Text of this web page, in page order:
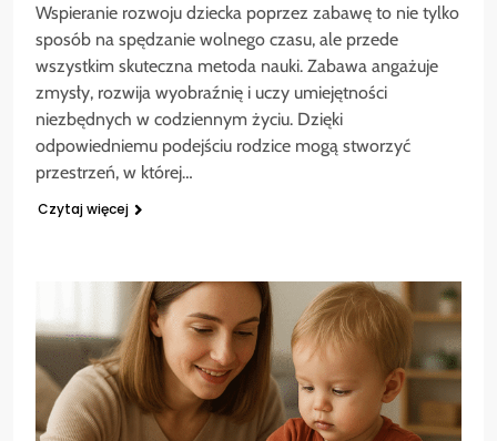
Wspieranie rozwoju dziecka poprzez zabawę to nie tylko
sposób na spędzanie wolnego czasu, ale przede
wszystkim skuteczna metoda nauki. Zabawa angażuje
zmysły, rozwija wyobraźnię i uczy umiejętności
niezbędnych w codziennym życiu. Dzięki
odpowiedniemu podejściu rodzice mogą stworzyć
przestrzeń, w której…
Czytaj więcej